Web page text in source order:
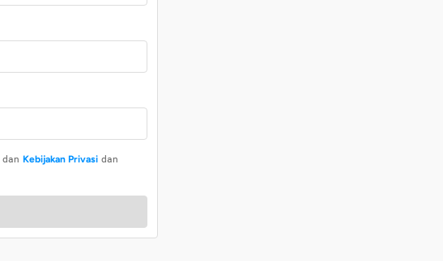
dan Kebijakan Privasi dan